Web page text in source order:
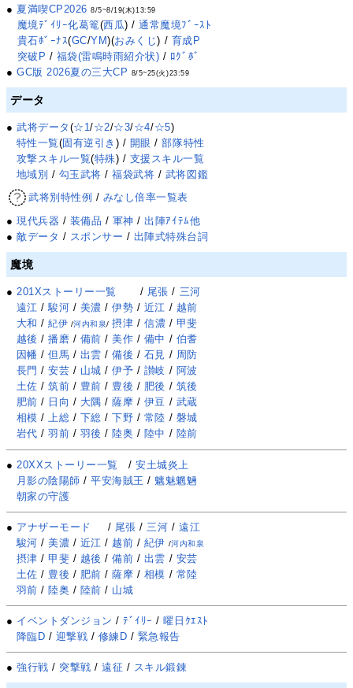
● 夏満喫CP2026 8/5~8/19(木)13:59
魔境ﾃﾞｲﾘｰ化葛篭(西瓜) /通常魔境ﾌﾞｰｽﾄ
貴石ﾎﾞｰﾅｽ(GC/YM)(おみくじ) / 育成P
突破P / 福袋(雷鳴時雨紹介状) / ﾛｸﾞﾎﾞ
●GC版 2026夏の三大CP 8/5~25(火)23:59
データ
●武将データ (☆1/☆2/☆3/☆4/☆5)
特性一覧(固有逆引き ) / 開眼 /部隊特性
攻撃スキル一覧(特殊) / 支援スキル一覧
地域別 / 勾玉武将 /福袋武将 / 武将図鑑
武将別特性例 / みなし倍率一覧表
●現代兵器 / 装備品 / 軍神 /出陣ｱｲﾃﾑ他
●敵データ / スポンサー / 出陣式特殊台詞
魔境
●201Xストーリー一覧 / 尾張 / 三河
遠江 /駿河 / 美濃 /伊勢 / 近江 / 越前
大和 /紀伊 /河内和泉/摂津 / 信濃 / 甲斐
越後 /播磨 / 備前 /美作 / 備中 / 伯耆
因幡 /但馬 / 出雲 /備後 / 石見 / 周防
長門 /安芸 / 山城 /伊予 / 讃岐 / 阿波
土佐 /筑前 / 豊前 / 豊後 / 肥後 / 筑後
肥前 / 日向 / 大隅 /薩摩 / 伊豆 / 武蔵
相模 /上総 / 下総 /下野 / 常陸 / 磐城
岩代 /羽前 / 羽後 / 陸奥 / 陸中 / 陸前
● 20XXストーリー一覧 /安土城炎上
月影の陰陽師 /平安海賊王 / 魑魅魍魎
朝家の守護
● アナザーモード / 尾張 / 三河 / 遠江
駿河 /美濃 / 近江 / 越前 / 紀伊 /河内和泉
摂津 /甲斐 / 越後 /備前 / 出雲 / 安芸
土佐 / 豊後 / 肥前 /薩摩 / 相模 / 常陸
羽前 / 陸奥 / 陸前 / 山城
● イベントダンジョン /ﾃﾞｲﾘｰ /曜日ｸｴｽﾄ
降臨D / 迎撃戦 / 修練D / 緊急報告
●強行戦 / 突撃戦 /遠征 / スキル鍛錬